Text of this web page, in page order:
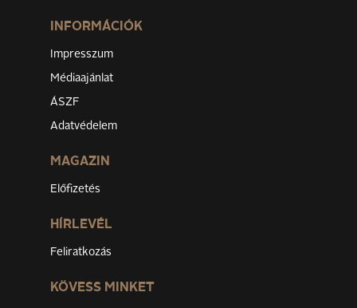
INFORMÁCIÓK
Impresszum
Médiaajánlat
ÁSZF
Adatvédelem
MAGAZIN
Előfizetés
HÍRLEVÉL
Feliratkozás
KÖVESS MINKET